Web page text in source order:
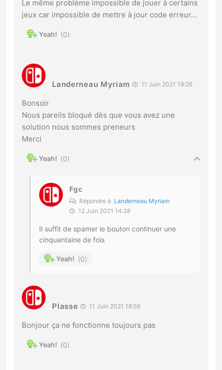
Le même problème impossible de jouer à certains
jeux car impossible de mettre à jour code erreur…
0
Landerneau Myriam 11 Juin 2021 19:26
Bonsoir
Nous pareils bloqué dès que vous avez une
solution nous sommes preneurs
Merci
0
Fgc
Répondre à Landerneau Myriam
12 Juin 2021 14:28
Il suffit de spamer le bouton continuer une
cinquantaine de fois
0
Plasse 11 Juin 2021 18:59
Bonjour ça ne fonctionne toujours pas
0